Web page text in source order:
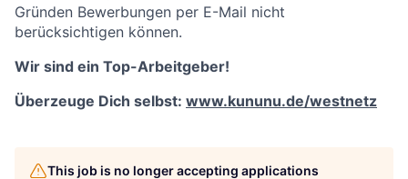
Gründen Bewerbungen per E-Mail nicht
berücksichtigen können.
Wir sind ein Top-Arbeitgeber!
Überzeuge Dich selbst: www.kununu.de/westnetz
This job is no longer accepting applications